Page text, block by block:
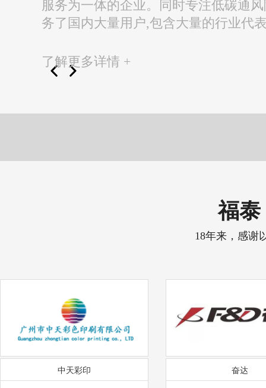
服务为一体的企业。同时专注低碳通
务了国内大量用户,包含大量的行业代
了解更多详情 +
福泰
18年来，感谢
中天彩印 奋达